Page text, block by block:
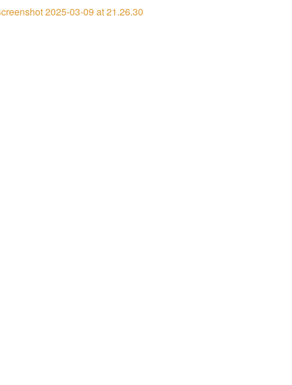
2025-03-09 at 21.26.30